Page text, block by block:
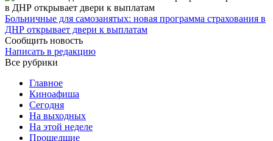
Больничные для самозанятых: новая программа страхования в
ДНР открывает двери к выплатам
Сообщить новость
Написать в редакцию
Все рубрики
Главное
Киноафиша
Сегодня
На выходных
На этой неделе
Прошедшие